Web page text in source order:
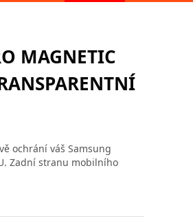
MAGNETIC
ochrání váš Samsung
Zadní stranu mobilního